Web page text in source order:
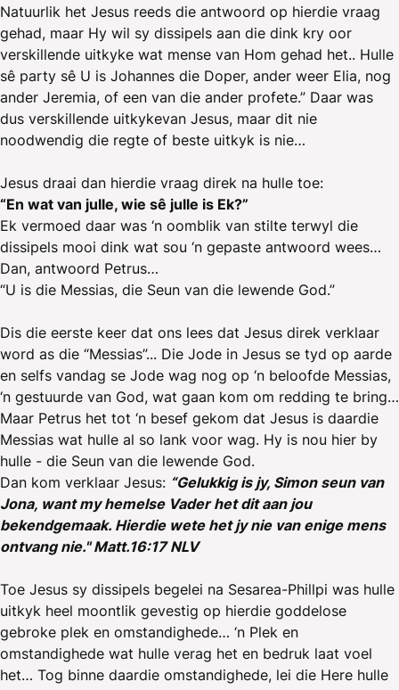
Natuurlik het Jesus reeds die antwoord op hierdie vraag
gehad, maar Hy wil sy dissipels aan die dink kry oor
verskillende uitkyke wat mense van Hom gehad het.. Hulle
sê party sê U is Johannes die Doper, ander weer Elia, nog
ander Jeremia, of een van die ander profete.” Daar was
dus verskillende uitkykevan Jesus, maar dit nie
noodwendig die regte of beste uitkyk is nie…
Jesus draai dan hierdie vraag direk na hulle toe:
“En wat van julle, wie sê julle is Ek?”
Ek vermoed daar was ‘n oomblik van stilte terwyl die
dissipels mooi dink wat sou ‘n gepaste antwoord wees…
Dan, antwoord Petrus…
“U is die Messias, die Seun van die lewende God.”
Dis die eerste keer dat ons lees dat Jesus direk verklaar
word as die “Messias”... Die Jode in Jesus se tyd op aarde
en selfs vandag se Jode wag nog op ‘n beloofde Messias,
‘n gestuurde van God, wat gaan kom om redding te bring…
Maar Petrus het tot ‘n besef gekom dat Jesus is daardie
Messias wat hulle al so lank voor wag. Hy is nou hier by
hulle - die Seun van die lewende God.
Dan kom verklaar Jesus: “Gelukkig is jy, Simon seun van
Jona, want my hemelse Vader het dit aan jou
bekendgemaak. Hierdie wete het jy nie van enige mens
ontvang nie." Matt.16:17 NLV
Toe Jesus sy dissipels begelei na Sesarea-Phillpi was hulle
uitkyk heel moontlik gevestig op hierdie goddelose
gebroke plek en omstandighede… ‘n Plek en
omstandighede wat hulle verag het en bedruk laat voel
het… Tog binne daardie omstandighede, lei die Here hulle